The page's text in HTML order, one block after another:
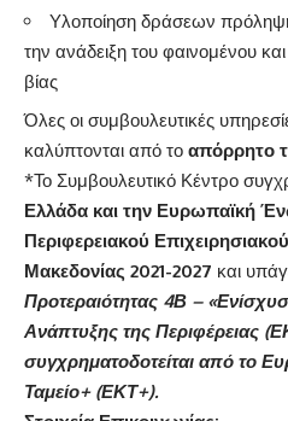
Υλοποίηση δράσεων
την ανάδειξη του φαινομένου
βίας
Όλες οι συμβουλευτικές
καλύπτονται από το απόρρητο
*Το Συμβουλευτικό Κέντρο
Ελλάδα και την Ευρωπαϊκή
Περιφερειακού
Μακεδονίας 2021-2027 και
Προτεραιότητας 4Β –
Ανάπτυξης της Περιφέρειας
συγχρηματοδοτείται από το
Ταμείο+ (ΕΚΤ+).